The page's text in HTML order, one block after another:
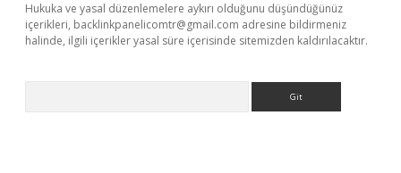
Hukuka ve yasal düzenlemelere aykırı olduğunu düşündüğünüz
içerikleri, backlinkpanelicomtr@gmail.com adresine bildirmeniz
halinde, ilgili içerikler yasal süre içerisinde sitemizden kaldırılacaktır.